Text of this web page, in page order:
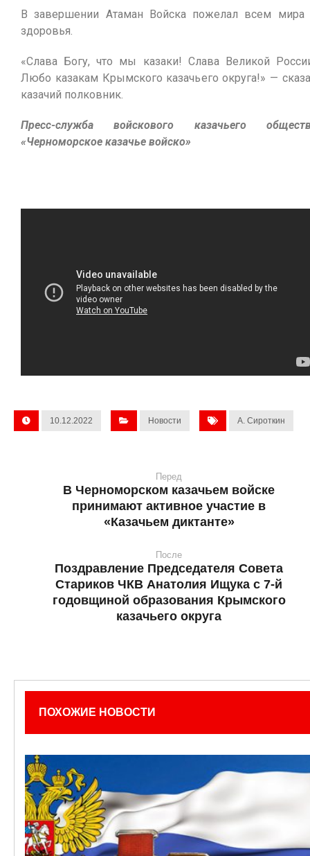
В завершении Атаман Войска пожелал всем мира
здоровья.
«Слава Богу, что мы казаки! Слава Великой
Любо казакам Крымского казачьего округа!» —
казачий полковник.
Пресс-служба войскового казачьего
«Черноморское казачье войско»
10.12.2022 Новости А. Сироткин
Перед
В Черноморском казачьем войске
принимают активное участие в
«Казачьем диктанте»
После
Поздравление Председателя Совета
Стариков ЧКВ Анатолия Ищука с 7-й
годовщиной образования Крымского
казачьего округа
ПОХОЖИЕ НОВОСТИ